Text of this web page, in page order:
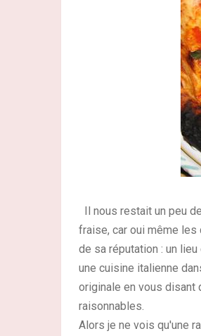
Il nous restait un peu
fraise, car oui même
de sa réputation : un
une cuisine italienne
originale en vous disant
raisonnables.
Alors je ne vois qu'une